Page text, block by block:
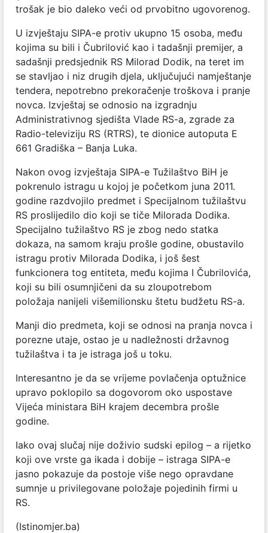
trošak je bio daleko veći od prvobitno ugovorenog.
U izvještaju SIPA-e protiv ukupno 15 osoba, među
kojima su bili i Čubrilović kao i tadašnji premijer, a
sadašnji predsjednik RS Milorad Dodik, na teret im
se stavljao i niz drugih djela, uključujući namještanje
tendera, nepotrebno prekoračenje troškova i pranje
novca. Izvještaj se odnosio na izgradnju
Administrativnog sjedišta Vlade RS-a, zgrade za
Radio-televiziju RS (RTRS), te dionice autoputa E
661 Gradiška – Banja Luka.
Nakon ovog izvještaja SIPA-e Tužilaštvo BiH je
pokrenulo istragu u kojoj je početkom juna 2011.
godine razdvojilo predmet i Specijalnom tužilaštvu
RS proslijedilo dio koji se tiče Milorada Dodika.
Specijalno tužilaštvo RS je zbog nedo statka
dokaza, na samom kraju prošle godine, obustavilo
istragu protiv Milorada Dodika, i još šest
funkcionera tog entiteta, među kojima I Čubrilovića,
koji su bili osumnjičeni da su zloupotrebom
položaja nanijeli višemilionsku štetu budžetu RS-a.
Manji dio predmeta, koji se odnosi na pranja novca i
porezne utaje, ostao je u nadležnosti državnog
tužilaštva i ta je istraga još u toku.
Interesantno je da se vrijeme povlačenja optužnice
upravo poklopilo sa dogovorom oko uspostave
Vijeća ministara BiH krajem decembra prošle
godine.
Iako ovaj slučaj nije doživio sudski epilog – a rijetko
koji ove vrste ga ikada i dobije – istraga SIPA-e
jasno pokazuje da postoje više nego opravdane
sumnje u privilegovane položaje pojedinih firmi u
RS.
(Istinomjer.ba)